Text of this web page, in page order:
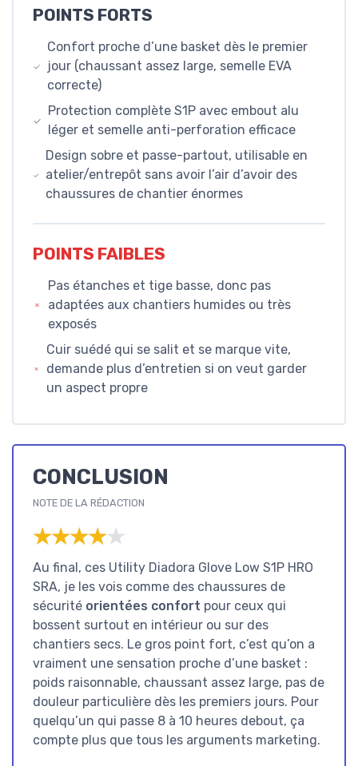
POINTS FORTS
Confort proche d’une basket dès le premier
jour (chaussant assez large, semelle EVA
correcte)
Protection complète S1P avec embout alu
léger et semelle anti-perforation efficace
Design sobre et passe-partout, utilisable en
atelier/entrepôt sans avoir l’air d’avoir des
chaussures de chantier énormes
POINTS FAIBLES
Pas étanches et tige basse, donc pas
adaptées aux chantiers humides ou très
exposés
Cuir suédé qui se salit et se marque vite,
demande plus d’entretien si on veut garder
un aspect propre
CONCLUSION
NOTE DE LA RÉDACTION
★★★★★
★★★★★
Au final, ces Utility Diadora Glove Low S1P HRO
SRA, je les vois comme des chaussures de
sécurité orientées confort pour ceux qui
bossent surtout en intérieur ou sur des
chantiers secs. Le gros point fort, c’est qu’on a
vraiment une sensation proche d’une basket :
poids raisonnable, chaussant assez large, pas de
douleur particulière dès les premiers jours. Pour
quelqu’un qui passe 8 à 10 heures debout, ça
compte plus que tous les arguments marketing.